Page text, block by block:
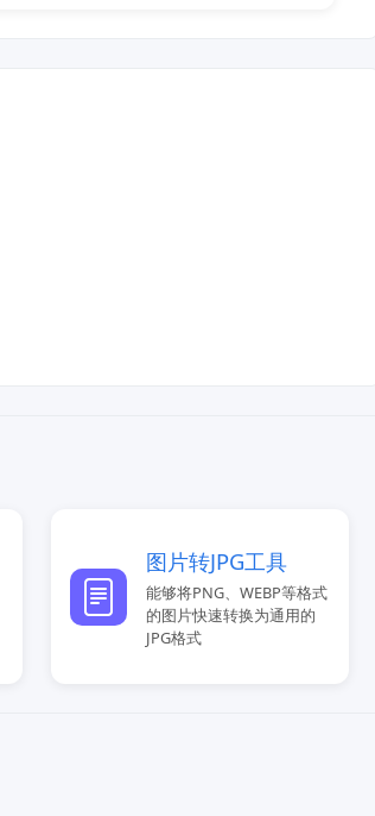
图片转JPG工具
能够将PNG、WEBP等格式
的图片快速转换为通用的
JPG格式